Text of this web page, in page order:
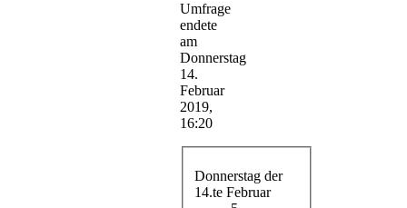
Umfrage
endete
am
Donnerstag
14.
Februar
2019,
16:20
Donnerstag der
14.te Februar